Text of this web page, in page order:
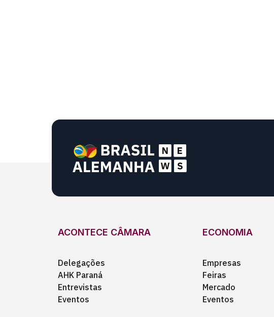
ACONTECE CÂMARA
Delegações
AHK Paraná
Entrevistas
Eventos
ECONOMIA
Empresas
Feiras
Mercado
Eventos